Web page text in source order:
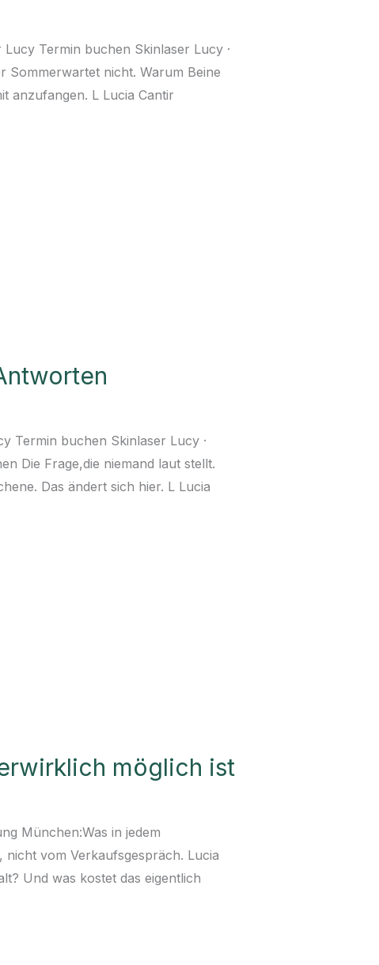
Termin buchen Skinlaser Lucy ·
Sommerwartet nicht. Warum Beine
anzufangen. L Lucia Cantir
Termin buchen Skinlaser Lucy ·
Die Frage,die niemand laut stellt.
Das ändert sich hier. L Lucia
möglich ist
München:Was in jedem
vom Verkaufsgespräch. Lucia
Und was kostet das eigentlich